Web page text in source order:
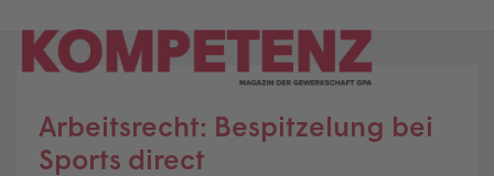
content
Arbeitsrecht: Bespitzelung bei
Sports direct